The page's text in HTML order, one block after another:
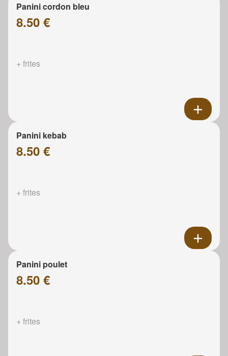
Panini cordon bleu
8.50 €
+ frites
Panini kebab
8.50 €
+ frites
Panini poulet
8.50 €
+ frites